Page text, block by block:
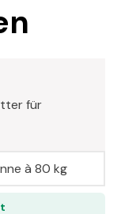
für
à 80 kg